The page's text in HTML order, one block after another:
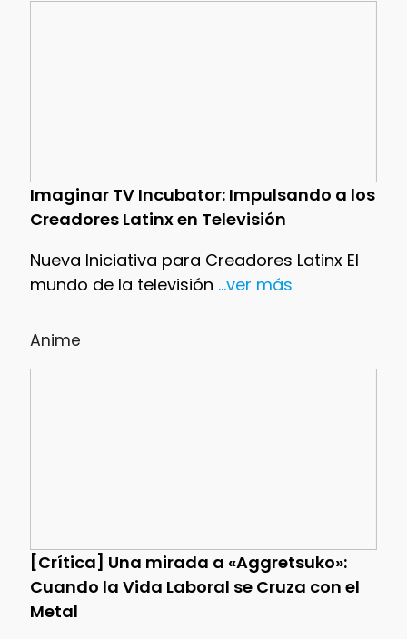
Imaginar TV Incubator: Impulsando a los
Creadores Latinx en Televisión
Nueva Iniciativa para Creadores Latinx El
mundo de la televisión ...ver más
Anime
[Crítica] Una mirada a «Aggretsuko»:
Cuando la Vida Laboral se Cruza con el
Metal